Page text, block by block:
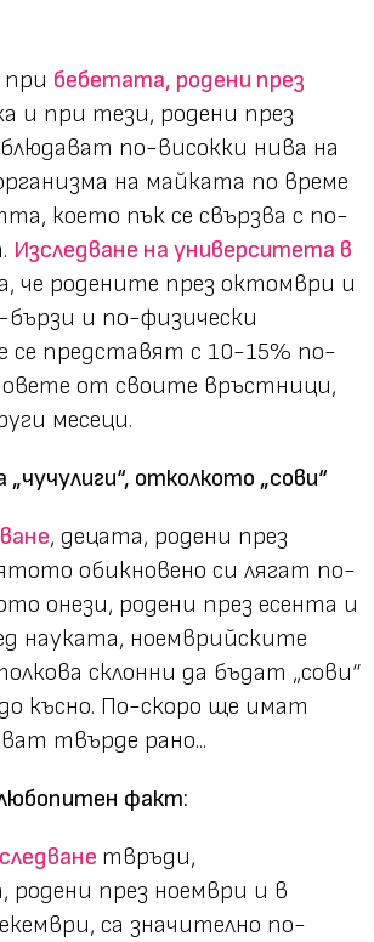
при бебетата, родени през
и при тези, родени през
по-високки нива на
на майката по време
което пък се свързва с по-
Изследване на университета в
че родените през октомври и
бързи и по-физически
се представят с 10-15% по-
от своите връстници,
месеци.
отколкото „сови“
, децата, родени през
обикновено си лягат по-
онези, родени през есента и
науката, ноемврийските
склонни да бъдат „сови“
късно. По-скоро ще имат
твърде рано...
факт:
твръди,
през ноември и в
са значително по-